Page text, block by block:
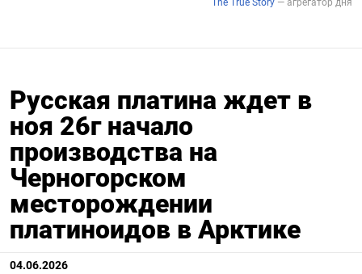
Русская платина ждет в
ноя 26г начало
производства на
Черногорском
месторождении
платиноидов в Арктике
04.06.2026